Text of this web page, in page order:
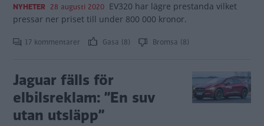
NYHETER 28 augusti 2020 EV320 har lägre prestanda vilket
pressar ner priset till under 800 000 kronor.
17 kommentarer Gasa (8) Bromsa (8)
Jaguar fälls för
elbilsreklam: ”En suv
utan utsläpp”